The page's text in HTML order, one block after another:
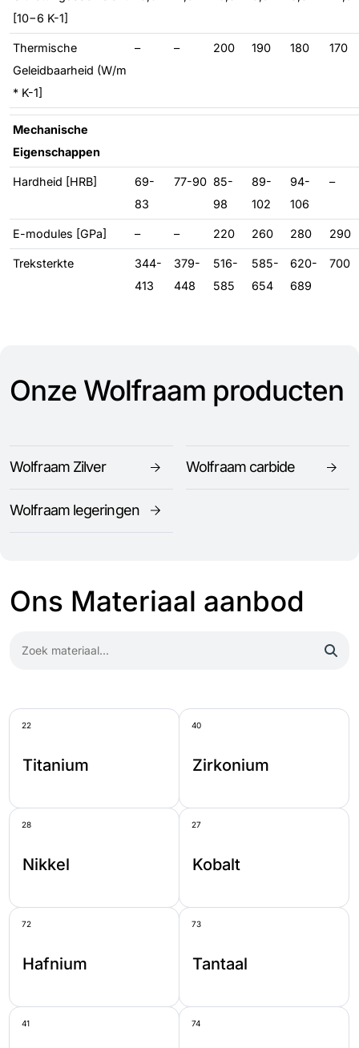
[10−6 K-1]
Thermische
Geleidbaarheid (W/m
* K-1]
– – 200 190 180 170
Mechanische
Eigenschappen
Hardheid [HRB]
69-
83
77-90 85-
98
89-
102
94-
106
–
E-modules [GPa] – – 220 260 280 290
Treksterkte
344-
413
379-
448
516-
585
585-
654
620-
689
700
Onze Wolfraam producten
Wolfraam Zilver Wolfraam carbide
Wolfraam legeringen
Ons Materiaal aanbod
22
Titanium
40
Zirkonium
28
Nikkel
27
Kobalt
72
Hafnium
73
Tantaal
41 74